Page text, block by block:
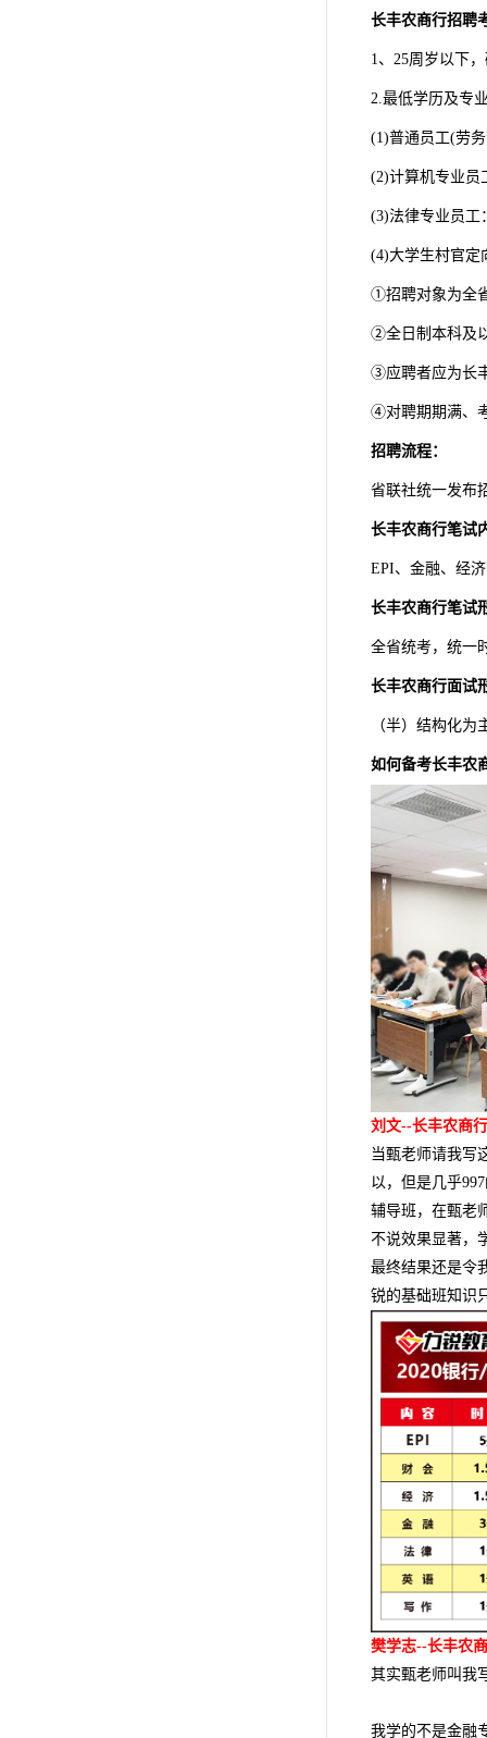
长丰农商行招聘
1、25周岁以下
2.最低学历及专
(1)普通员工(劳
(2)计算机专业员
(3)法律专业员工
(4)大学生村官定
①招聘对象为全
②全日制本科及
③应聘者应为长
④对聘期期满、
招聘流程：
省联社统一发
长丰农商行笔试
EPI、金融、经
长丰农商行笔试
全省统考，统一
长丰农商行面试
（半）结构化为
如何备考长丰农
刘文--长丰农商
当甄老师请我写
以，但是几乎
辅导班，在甄老
不说效果显著，
最终结果还是令
锐的基础班知识
樊学志--长丰农
其实甄老师叫我
我学的不是金融